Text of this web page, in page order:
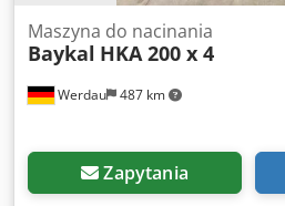
Werdau 487 km
Maszyna do nacinania
Baykal HKA 200 x 4
Zapytania